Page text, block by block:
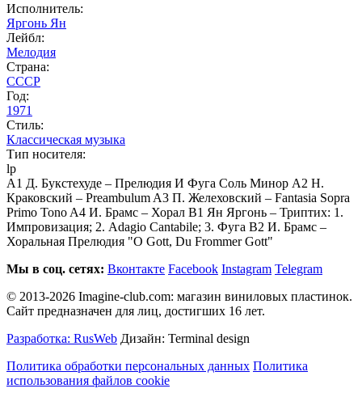
Исполнитель:
Яргонь Ян
Лейбл:
Мелодия
Страна:
СССР
Год:
1971
Стиль:
Классическая музыка
Тип носителя:
lp
A1 Д. Букстехуде – Прелюдия И Фуга Соль Минор A2 Н.
Краковский – Preambulum A3 П. Желеховский – Fantasia Sopra
Primo Tono A4 И. Брамс – Хорал B1 Ян Яргонь – Триптих: 1.
Импровизация; 2. Adagio Cantabile; 3. Фуга B2 И. Брамс –
Хоральная Прелюдия "O Gott, Du Frommer Gott"
Мы в соц. сетях: Вконтакте Facebook Instagram Telegram
© 2013-2026 Imagine-club.com: магазин виниловых пластинок.
Сайт предназначен для лиц, достигших 16 лет.
Разработка: RusWeb Дизайн: Terminal design
Политика обработки персональных данных Политика
использования файлов cookie